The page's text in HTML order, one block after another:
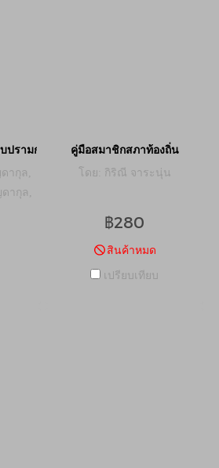
รามการทุจริตที่เกี่ยวข้องกับเจ้าหน้าที่ของ
ากุล,
ากุล,
คู่มือสมาชิกสภาท้องถิ่น
โดย: กิริณี จาระนุ่น
฿280
สินค้าหมด
เปรียบเทียบ